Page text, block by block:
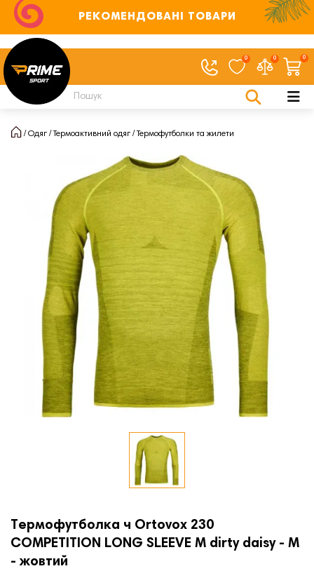
РЕКОМЕНДОВАНІ ТОВАРИ
0 0 0
Одяг Термоактивний одяг Термофутболки та жилети
Термофутболка ч Ortovox 230
COMPETITION LONG SLEEVE M dirty daisy - M
- жовтий